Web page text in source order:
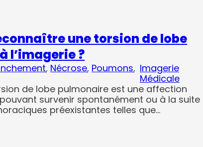
une torsion de lobe
l’imagerie ?
, Nécrose, Poumons, Imagerie
Médicale
de lobe pulmonaire est une affection
survenir spontanément ou à la suite
préexistantes telles que…